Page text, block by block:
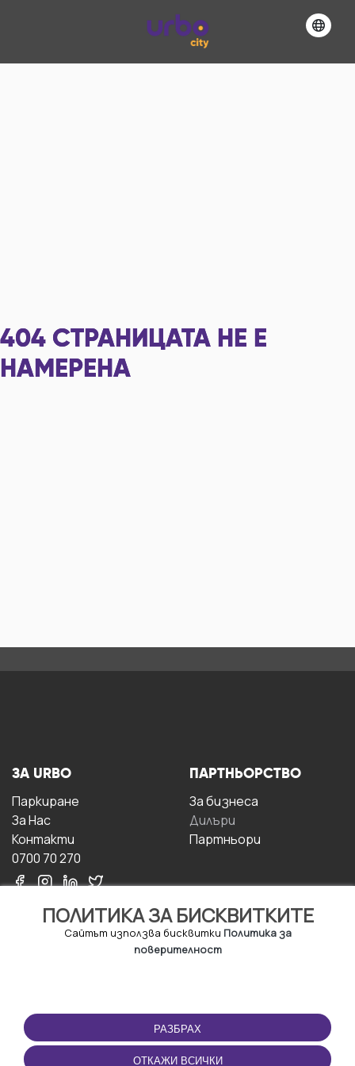
404 СТРАНИЦАТА НЕ Е
НАМЕРЕНА
ПОЛИТИКА ЗА БИСКВИТКИТЕ
Сайтът използва бисквитки Политика за
поверителност
РАЗБРАХ
ОТКАЖИ ВСИЧКИ
ЗА URBO
Паркиране
За Hас
Контакти
0700 70 270
ПАРТНЬОРСТВО
За бизнесa
Дилъри
Партньори
ПОЛЗВАНЕ
Правила и условия за
ползване
ПРИЛОЖЕНИЕТО